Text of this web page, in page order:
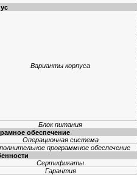
Варианты корпуса
Блок питания
обеспечение
Операционная система
программное обеспечение
Сертификаты
Гарантия